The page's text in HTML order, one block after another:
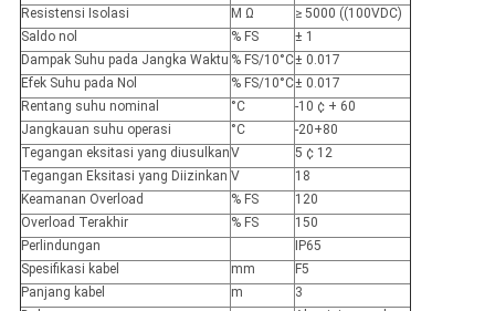
Resistensi Isolasi
M Ω
≥ 5000 ((100VDC)
Saldo nol
% FS
± 1
Dampak Suhu pada Jangka Waktu % FS/10°C± 0.017
Efek Suhu pada Nol
% FS/10°C± 0.017
Rentang suhu nominal
°C
-10 ¢ + 60
Jangkauan suhu operasi
°C
-20+80
Tegangan eksitasi yang diusulkanV
5 ¢ 12
Tegangan Eksitasi yang Diizinkan V
18
Keamanan Overload
% FS
120
Overload Terakhir
% FS
150
Perlindungan
IP65
Spesifikasi kabel
mm
F5
Panjang kabel
m
3